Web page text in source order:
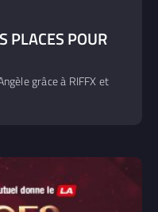
PLACES POUR
grâce à RIFFX et